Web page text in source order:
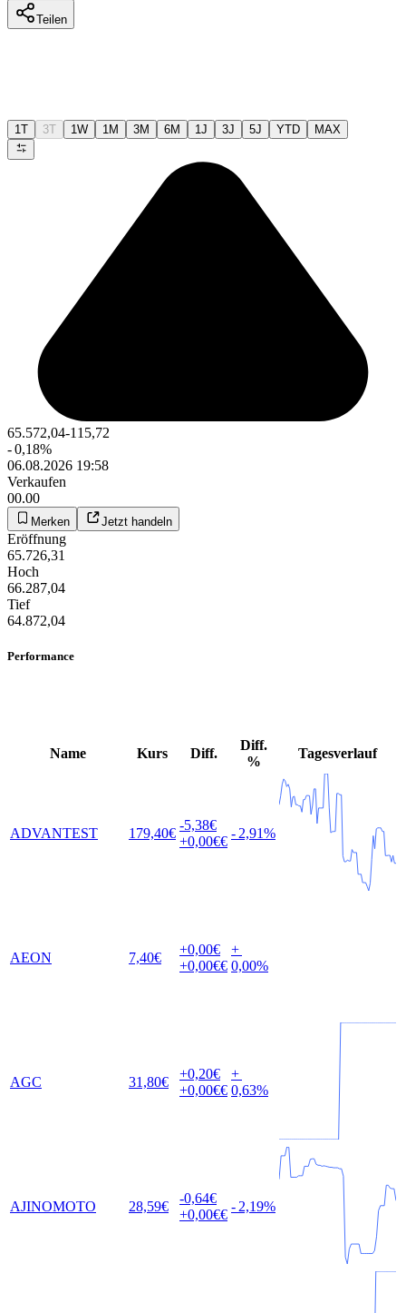
Teilen
1T 3T 1W 1M 3M 6M 1J 3J 5J YTD MAX
65.572,04-115,72
-0,18%
06.08.2026 19:58
Verkaufen
00.00
Merken Jetzt handeln
Eröffnung
65.726,31
Hoch
66.287,04
Tief
64.872,04
Performance
Name Kurs Diff.
Diff.
%
Tagesverlauf
ADVANTEST 179,40€
-5,38€
+0,00€€
-2,91%
AEON 7,40€
+0,00€
+0,00€€
+
0,00%
AGC 31,80€
+0,20€
+0,00€€
+
0,63%
AJINOMOTO 28,59€
-0,64€
+0,00€€
-2,19%